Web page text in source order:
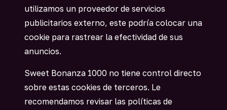
utilizamos un proveedor de servicios
publicitarios externo, este podría colocar una
cookie para rastrear la efectividad de sus
anuncios.
Sweet Bonanza 1000 no tiene control directo
sobre estas cookies de terceros. Le
recomendamos revisar las políticas de